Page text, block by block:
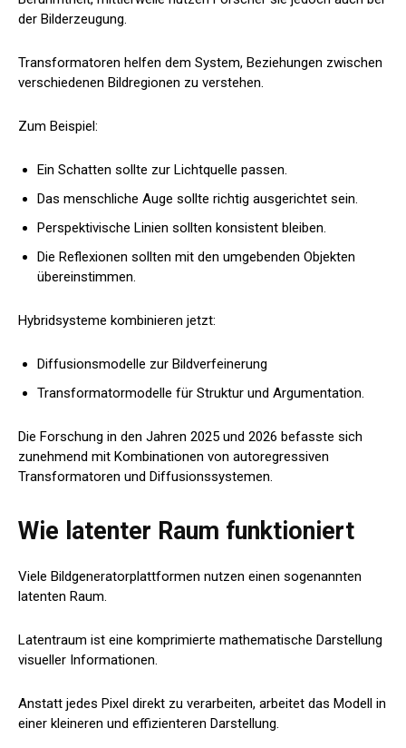
der Bilderzeugung.
Transformatoren helfen dem System, Beziehungen zwischen
verschiedenen Bildregionen zu verstehen.
Zum Beispiel:
Ein Schatten sollte zur Lichtquelle passen.
Das menschliche Auge sollte richtig ausgerichtet sein.
Perspektivische Linien sollten konsistent bleiben.
Die Reflexionen sollten mit den umgebenden Objekten
übereinstimmen.
Hybridsysteme kombinieren jetzt:
Diffusionsmodelle zur Bildverfeinerung
Transformatormodelle für Struktur und Argumentation.
Die Forschung in den Jahren 2025 und 2026 befasste sich
zunehmend mit Kombinationen von autoregressiven
Transformatoren und Diffusionssystemen.
Wie latenter Raum funktioniert
Viele Bildgeneratorplattformen nutzen einen sogenannten
latenten Raum.
Latentraum ist eine komprimierte mathematische Darstellung
visueller Informationen.
Anstatt jedes Pixel direkt zu verarbeiten, arbeitet das Modell in
einer kleineren und effizienteren Darstellung.